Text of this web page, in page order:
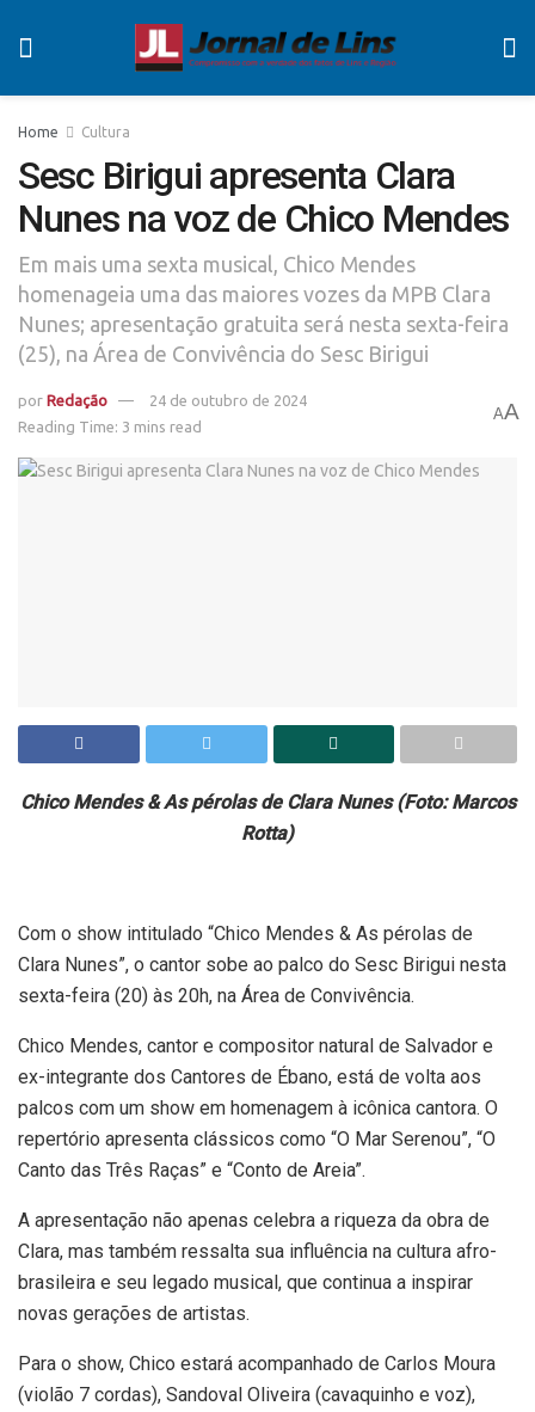
Home Cultura
Sesc Birigui apresenta Clara
Nunes na voz de Chico Mendes
Em mais uma sexta musical, Chico Mendes
homenageia uma das maiores vozes da MPB Clara
Nunes; apresentação gratuita será nesta sexta-feira
(25), na Área de Convivência do Sesc Birigui
por Redação
24 de outubro de 2024
Reading Time: 3 mins read
AA
Chico Mendes & As pérolas de Clara Nunes (Foto: Marcos
Rotta)
Com o show intitulado “Chico Mendes & As pérolas de
Clara Nunes”, o cantor sobe ao palco do Sesc Birigui nesta
sexta-feira (20) às 20h, na Área de Convivência.
Chico Mendes, cantor e compositor natural de Salvador e
ex-integrante dos Cantores de Ébano, está de volta aos
palcos com um show em homenagem à icônica cantora. O
repertório apresenta clássicos como “O Mar Serenou”, “O
Canto das Três Raças” e “Conto de Areia”.
A apresentação não apenas celebra a riqueza da obra de
Clara, mas também ressalta sua influência na cultura afro-
brasileira e seu legado musical, que continua a inspirar
novas gerações de artistas.
Para o show, Chico estará acompanhado de Carlos Moura
(violão 7 cordas), Sandoval Oliveira (cavaquinho e voz),